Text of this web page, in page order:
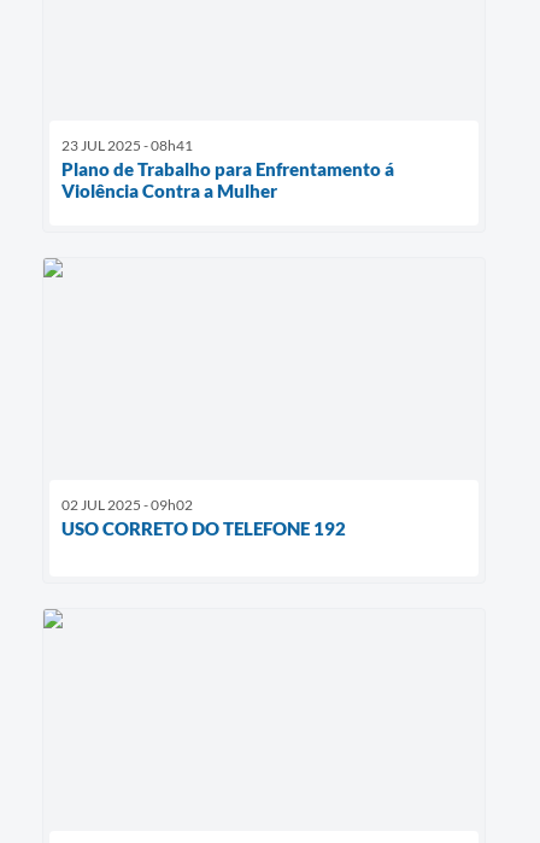
23 JUL 2025 - 08h41
Plano de Trabalho para Enfrentamento á
Violência Contra a Mulher
02 JUL 2025 - 09h02
USO CORRETO DO TELEFONE 192